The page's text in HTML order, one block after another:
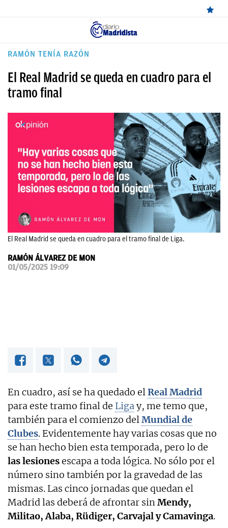
ÚLTIMAS
REAL
BALONCESTO
CANTERA
FICHAJES
DIRECTO
PAPARAZZI
OKDIARIO
RAMÓN TENÍA RAZÓN
El Real Madrid se queda en cuadro para el
tramo final
El Real Madrid se queda en cuadro para el tramo final de Liga.
RAMÓN ÁLVAREZ DE MON
01/05/2025 19:09
En cuadro, así se ha quedado elReal Madrid
para este tramo final de Ligay, me temo que,
también para el comienzo delMundial de
Clubes. Evidentemente hay varias cosas que no
se han hecho bien esta temporada, pero lo de
las lesionesescapa a toda lógica. No sólo por el
número sino también por la gravedad de las
mismas. Las cinco jornadas que quedan el
Madrid las deberá de afrontar sinMendy,
Militao, Alaba, Rüdiger, Carvajal y Camavinga.